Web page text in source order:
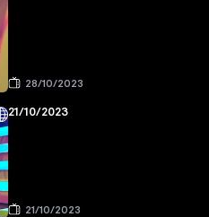
28/10/2023
21/10/2023
21/10/2023